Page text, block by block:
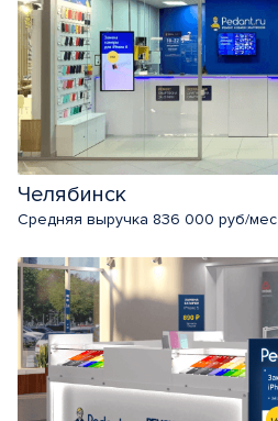
Челябинск
Средняя выручка 836 000 руб/мес